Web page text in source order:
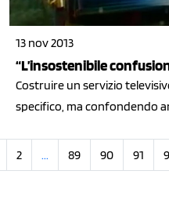
13 nov 2013
“L’insostenibile
Costruire un servizio
specifico, ma confondendo
2 ... 89 90 91